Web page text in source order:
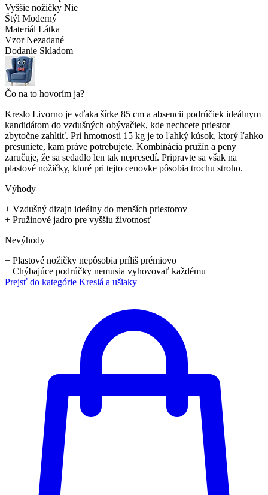
Vyššie nožičky Nie
Štýl Moderný
Materiál Látka
Vzor Nezadané
Dodanie Skladom
Čo na to hovorím ja?
Kreslo Livorno je vďaka šírke 85 cm a absencii podrúčiek ideálnym
kandidátom do vzdušných obývačiek, kde nechcete priestor
zbytočne zahltiť. Pri hmotnosti 15 kg je to ľahký kúsok, ktorý ľahko
presuniete, kam práve potrebujete. Kombinácia pružín a peny
zaručuje, že sa sedadlo len tak nepresedí. Pripravte sa však na
plastové nožičky, ktoré pri tejto cenovke pôsobia trochu stroho.
Výhody
+ Vzdušný dizajn ideálny do menších priestorov
+ Pružinové jadro pre vyššiu životnosť
Nevýhody
− Plastové nožičky nepôsobia príliš prémiovo
− Chýbajúce podrúčky nemusia vyhovovať každému
Prejsť do kategórie Kreslá a ušiaky